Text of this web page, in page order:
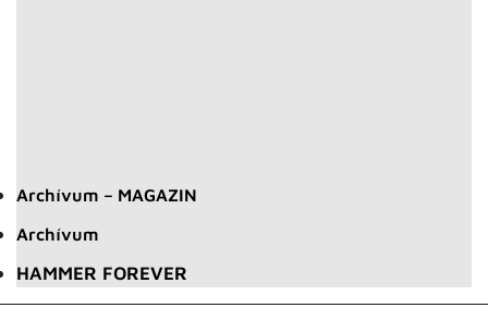
Archívum – MAGAZIN
Archívum
HAMMER FOREVER